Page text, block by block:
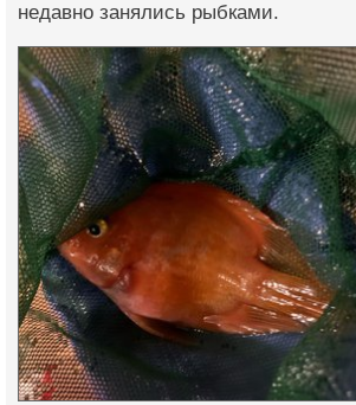
недавно занялись рыбками.